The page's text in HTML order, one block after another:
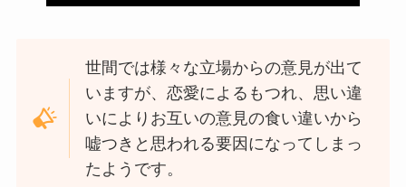
世間では様々な立場からの意見が出て
いますが、恋愛によるもつれ、思い違
いによりお互いの意見の食い違いから
嘘つきと思われる要因になってしまっ
たようです。